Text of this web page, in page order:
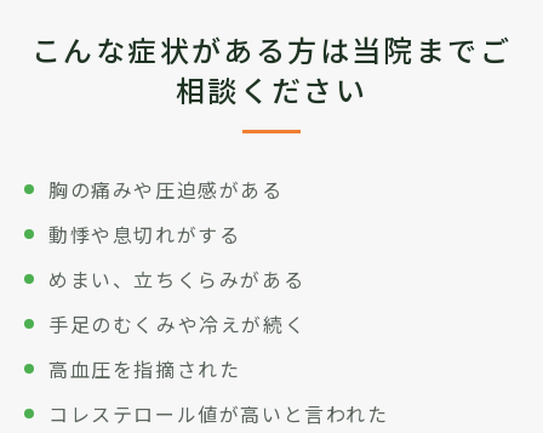
こんな症状がある方は当院までご
相談ください
胸の痛みや圧迫感がある
動悸や息切れがする
めまい、立ちくらみがある
手足のむくみや冷えが続く
高血圧を指摘された
コレステロール値が高いと言われた